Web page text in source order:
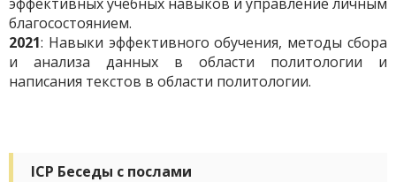
благосостоянием.
2021: Навыки эффективного обучения, методы сбора
и анализа данных в области политологии и
написания текстов в области политологии.
ICP Беседы с послами